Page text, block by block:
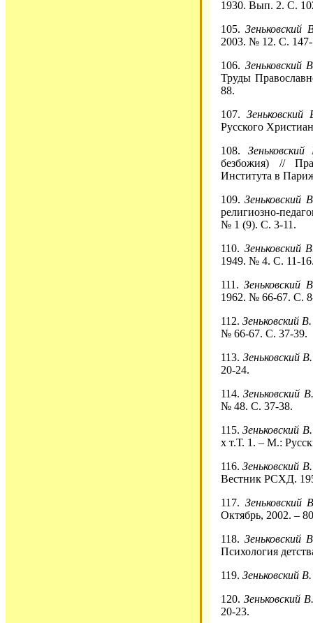
1930. Вып. 2. С.
105.Зеньковский
2003. № 12. С.
106. Зеньковский
Труды
88.
107.
Русского
108.
безбожия) //
Института в
109.Зеньковский
религиозно-
№ 1 (9). С. 3-11.
110. Зеньковский
1949. № 4. С. 11-
111.
1962. № 66-67. С.
112.Зеньковский
№ 66-67. С. 37-39.
113. Зеньковский
20-24.
114.Зеньковский
№ 48. С. 37-38.
115.Зеньковский
х т.Т. 1. – М.:
116.Зеньковский
Вестник РСХД.
117. Зеньковский
Октябрь, 2002. –
118.Зеньковский
Психология
119. Зеньковский
120. Зеньковский
20-23.